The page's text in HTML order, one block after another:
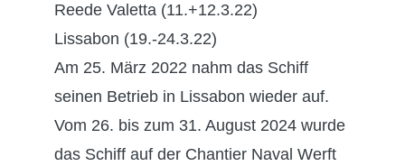
Reede Valetta (11.+12.3.22)
Lissabon (19.-24.3.22)
Am 25. März 2022 nahm das Schiff
seinen Betrieb in Lissabon wieder auf.
Vom 26. bis zum 31. August 2024 wurde
das Schiff auf der Chantier Naval Werft